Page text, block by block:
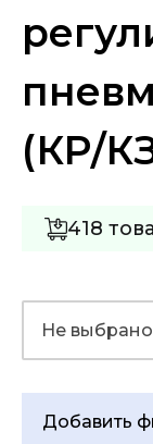
(КР/
418
Не выбрано
Добавить